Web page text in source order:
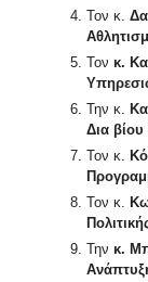
Τον κ.
Τον κ.
Την κ.
Δια
Τον κ.
Τον κ.
Την κ.